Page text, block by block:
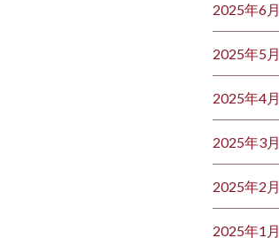
2025年6月
2025年5月
2025年4月
2025年3月
2025年2月
2025年1月